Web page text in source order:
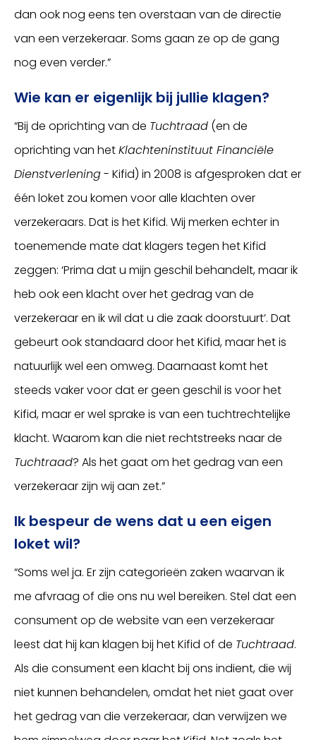
dan ook nog eens ten overstaan van de directie
van een verzekeraar. Soms gaan ze op de gang
nog even verder.”
Wie kan er eigenlijk bij jullie klagen?
“Bij de oprichting van de Tuchtraad (en de
oprichting van hetKlachteninstituut Financiële
Dienstverlening- Kifid) in 2008 is afgesproken dat er
één loket zou komen voor alle klachten over
verzekeraars. Dat is het Kifid. Wij merken echter in
toenemende mate dat klagers tegen het Kifid
zeggen: ‘Prima dat u mijn geschil behandelt, maar ik
heb ook een klacht over het gedrag van de
verzekeraar en ik wil dat u die zaak doorstuurt’. Dat
gebeurt ook standaard door het Kifid, maar het is
natuurlijk wel een omweg. Daarnaast komt het
steeds vaker voor dat er geen geschil is voor het
Kifid, maar er wel sprake is van een tuchtrechtelijke
klacht. Waarom kan die niet rechtstreeks naar de
Tuchtraad? Als het gaat om het gedrag van een
verzekeraar zijn wij aan zet.”
Ik bespeur de wens dat u een eigen
loket wil?
“Soms wel ja. Er zijn categorieën zaken waarvan ik
me afvraag of die ons nu wel bereiken. Stel dat een
consument op de website van een verzekeraar
leest dat hij kan klagen bij het Kifid of de Tuchtraad.
Als die consument een klacht bij ons indient, die wij
niet kunnen behandelen, omdat het niet gaat over
het gedrag van die verzekeraar, dan verwijzen we